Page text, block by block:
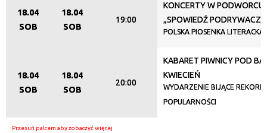
18.04
SOB
18.04
SOB
19:00
KONCERTY W PODWORCU
„SPOWIEDŹ
POLSKA PIOSENKA LITERACKA
18.04
SOB
18.04
SOB
20:00
KABARET PIWNICY POD
KWIECIEŃ
WYDARZENIE BIJĄCE
POPULARNOŚCI